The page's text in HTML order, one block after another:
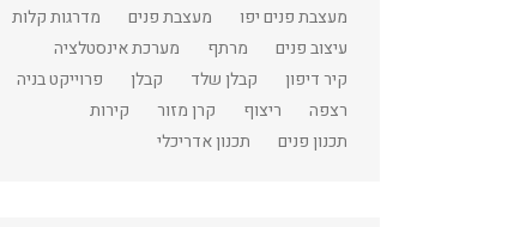
מדרגות קלות
מעצבת פנים
מעצבת פנים יפו
מערכת אינסטלציה
מרתף
עיצוב פנים
פרוייקט בניה
קבלן קבלן שלד
קיר דיפון
קירות
קרן מזור ריצוף
רצפה
תכנון אדריכלי
תכנון פנים